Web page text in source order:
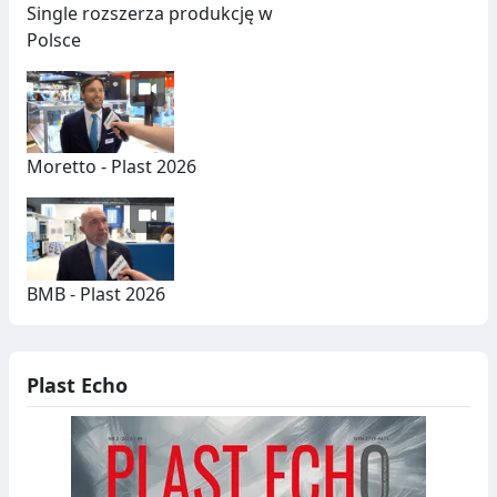
G
R
E
G
A
C
J
R
E
Single rozszerza produkcję w
Polsce
Moretto - Plast 2026
BMB - Plast 2026
Plast Echo